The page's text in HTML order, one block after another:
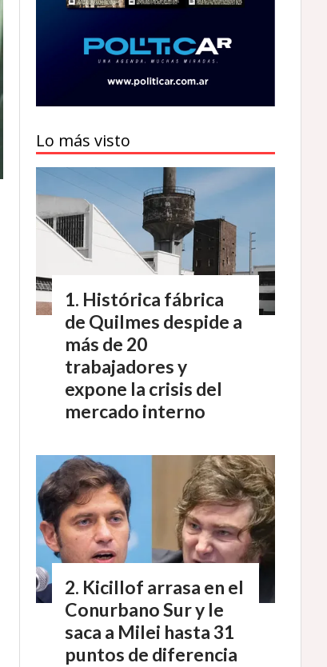
Lo más visto
Histórica fábrica
de Quilmes despide a
más de 20
trabajadores y
expone la crisis del
mercado interno
Kicillof arrasa en el
Conurbano Sur y le
saca a Milei hasta 31
puntos de diferencia